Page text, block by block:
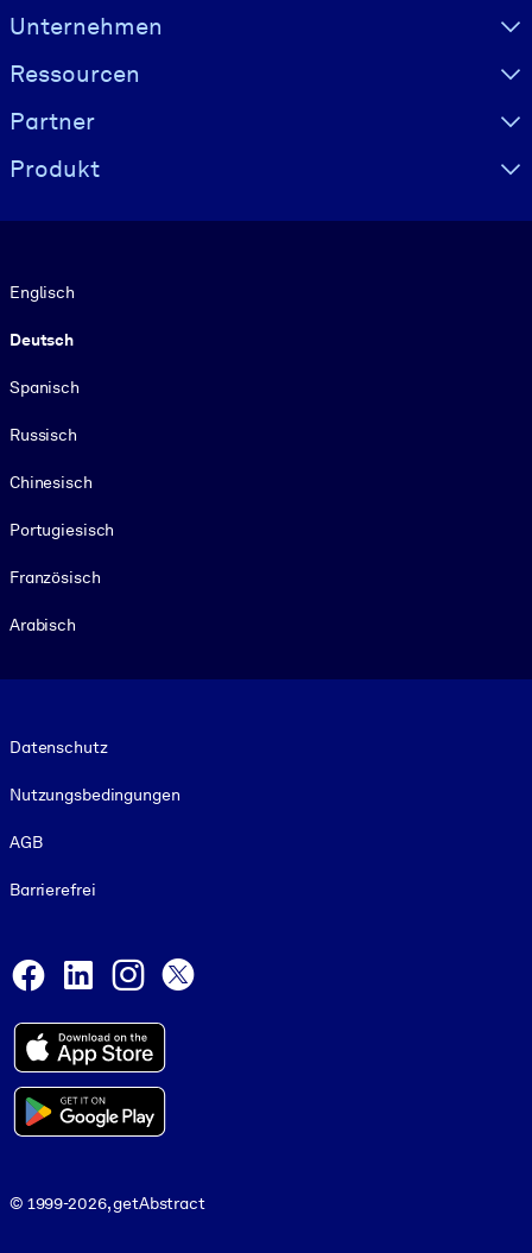
Visually hidden Text
Unternehmen
Ressourcen
Partner
Produkt
Englisch
Deutsch
Spanisch
Russisch
Chinesisch
Portugiesisch
Französisch
Arabisch
Datenschutz
Nutzungsbedingungen
AGB
Barrierefrei
Facebook
LinkedInInstagram
© 1999-2026, getAbstract